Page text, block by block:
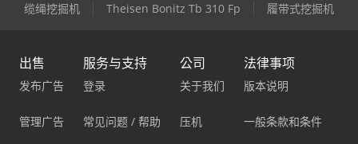
缆绳挖掘机 Theisen Bonitz Tb 310 Fp 履带式挖掘机
出售
发布广告
管理广告
服务与支持
登录
常见问题 / 帮助
公司
关于我们
压机
法律事项
版本说明
一般条款和条件